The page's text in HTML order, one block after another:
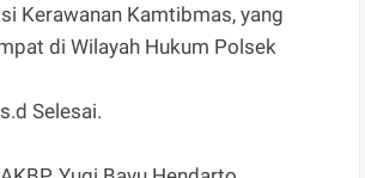
Kerawanan Kamtibmas, yang
di Wilayah Hukum Polsek
Selesai.